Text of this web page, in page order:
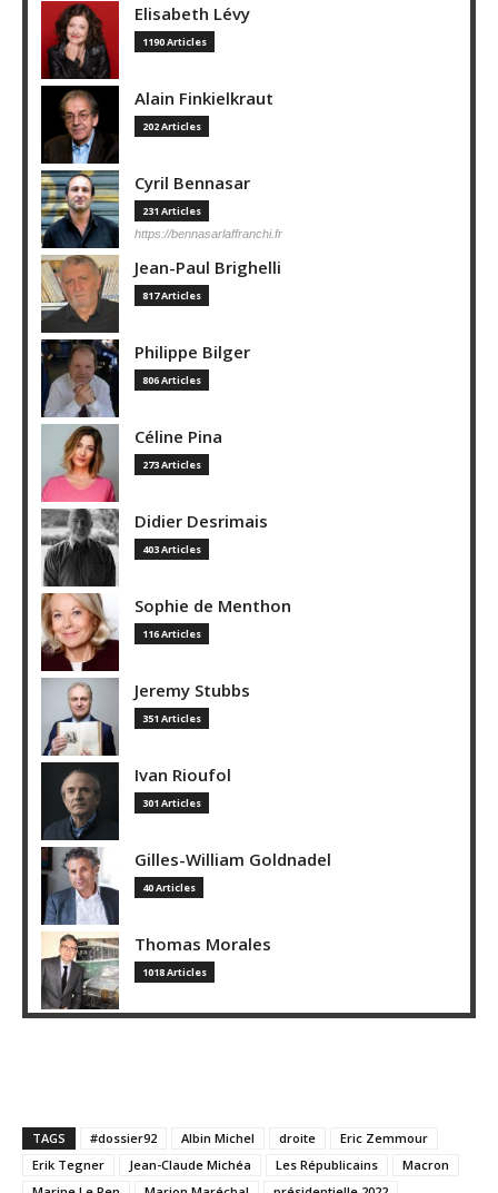
Elisabeth Lévy
1190 Articles
Alain Finkielkraut
202 Articles
Cyril Bennasar
231 Articles
https://bennasarlaffranchi.fr
Jean-Paul Brighelli
817 Articles
Philippe Bilger
806 Articles
Céline Pina
273 Articles
Didier Desrimais
403 Articles
Sophie de Menthon
116 Articles
Jeremy Stubbs
351 Articles
Ivan Rioufol
301 Articles
Gilles-William Goldnadel
40 Articles
Thomas Morales
1018 Articles
TAGS #dossier92 Albin Michel droite
Eric Zemmour
Erik Tegner
Jean-Claude Michéa Les Républicains
Macron